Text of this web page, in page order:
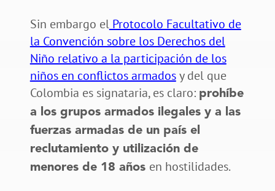
Sin embargo elProtocolo Facultativo de
la Convención sobre los Derechos del
Niño relativo a la participación de los
niños en conflictos armadosy del que
Colombia es signataria, es claro: prohíbe
a los grupos armados ilegales y a las
fuerzas armadas de un país el
reclutamiento y utilización de
menores de 18 años en hostilidades.